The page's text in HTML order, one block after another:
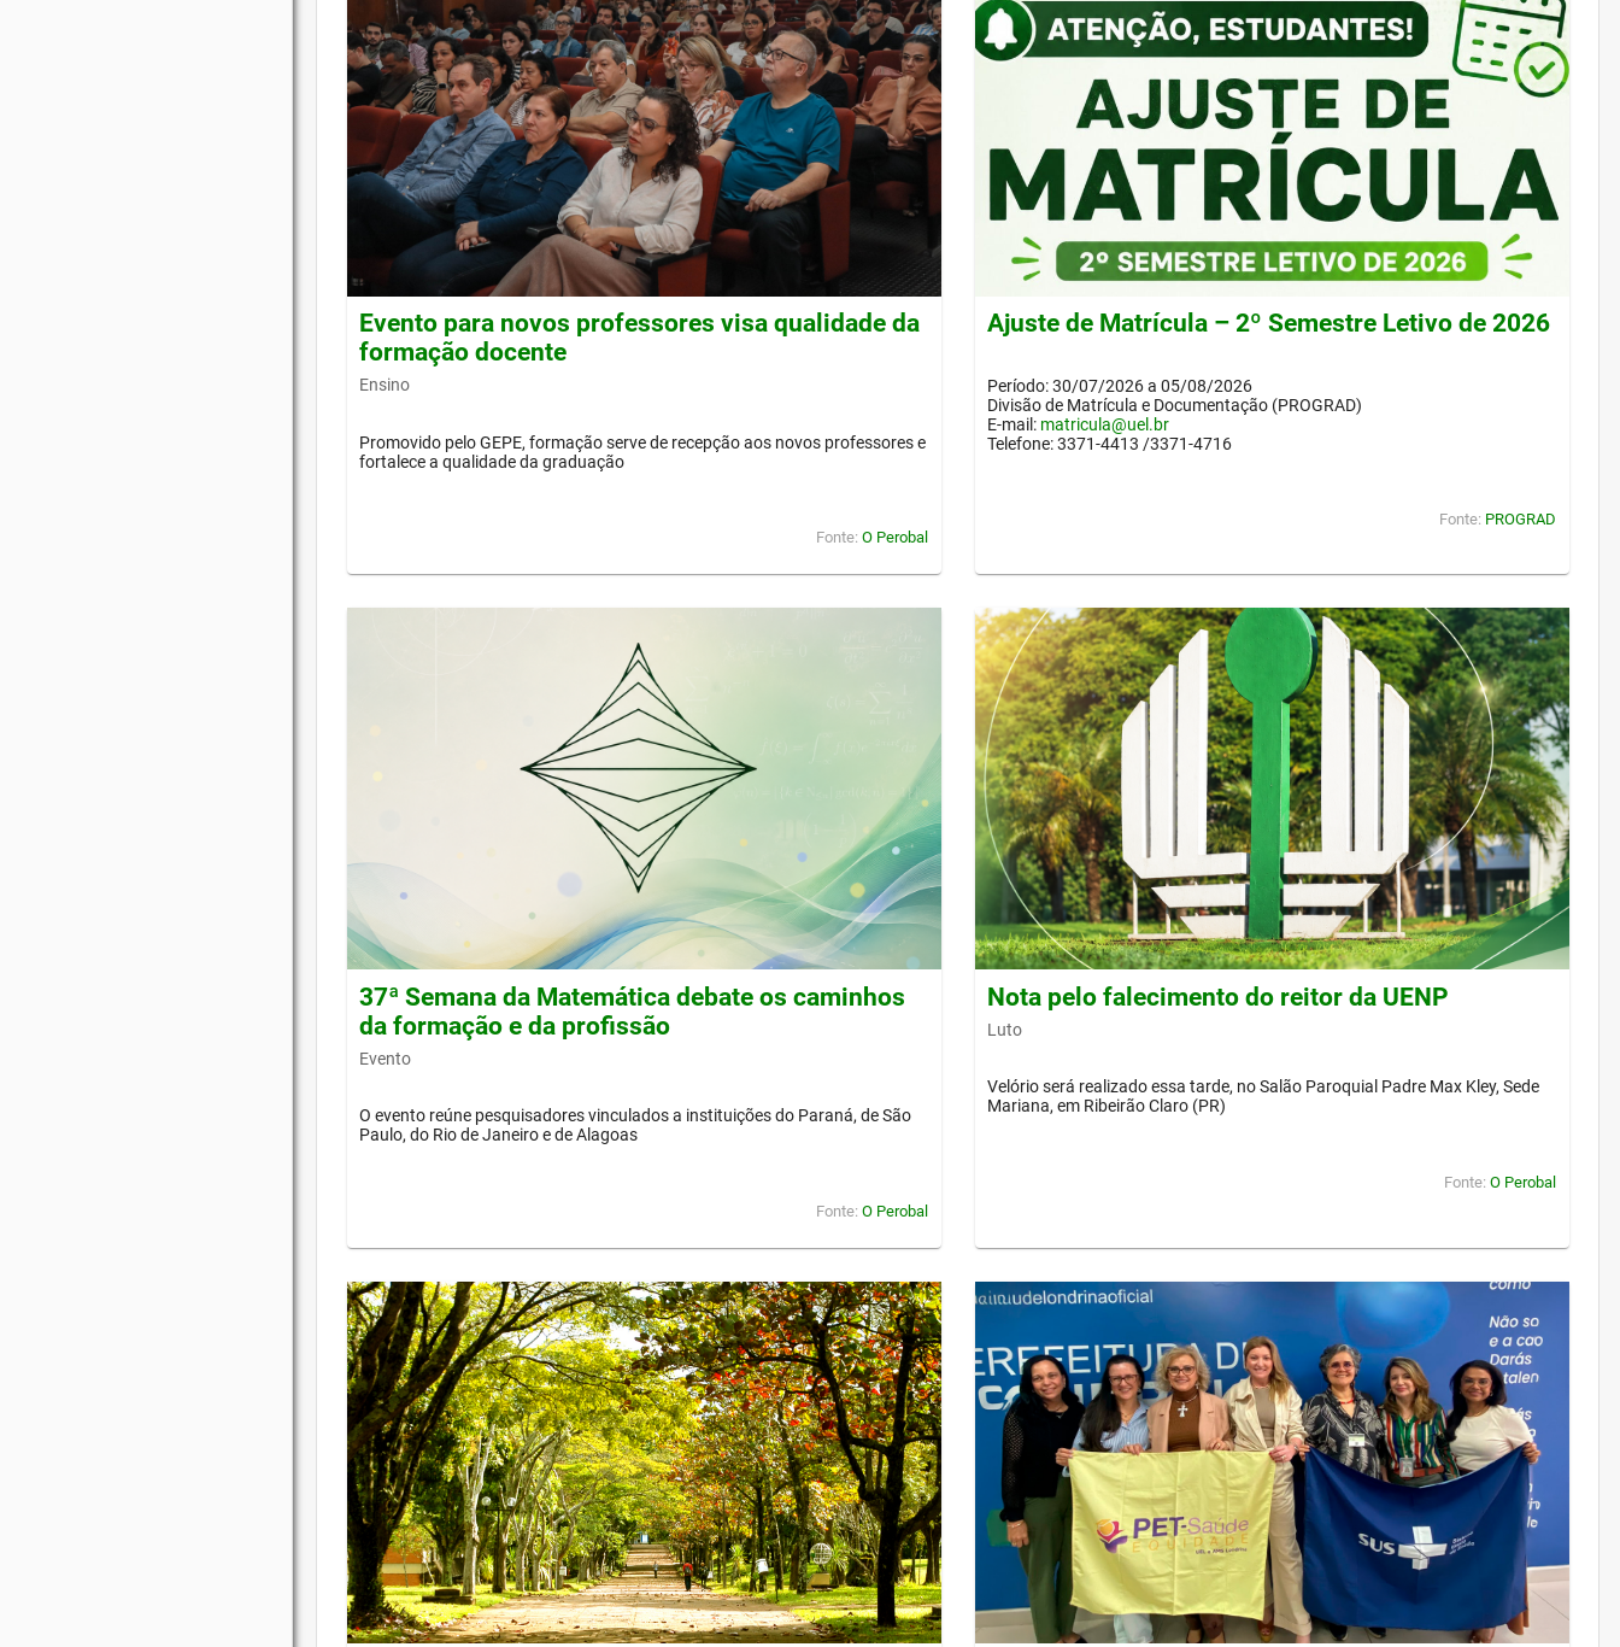
Evento para novos professores visa qualidade da
formação docente
Ensino
Promovido pelo GEPE, formação serve de recepção aos novos professores e
fortalece a qualidade da graduação
Fonte: O Perobal
Ajuste de Matrícula – 2º Semestre Letivo de 2026
Período: 30/07/2026 a 05/08/2026
Divisão de Matrícula e Documentação (PROGRAD)
E-mail: matricula@uel.br
Telefone: 3371-4413 /3371-4716
Fonte: PROGRAD
37ª Semana da Matemática debate os caminhos
da formação e da profissão
Evento
O evento reúne pesquisadores vinculados a instituições do Paraná, de São
Paulo, do Rio de Janeiro e de Alagoas
Fonte: O Perobal
Nota pelo falecimento do reitor da UENP
Luto
Velório será realizado essa tarde, no Salão Paroquial Padre Max Kley, Sede
Mariana, em Ribeirão Claro (PR)
Fonte: O Perobal